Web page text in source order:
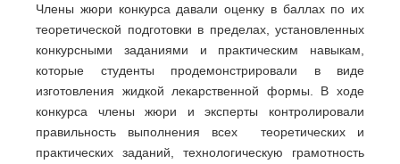
Члены жюри конкурса давали оценку в баллах по их
теоретической подготовки в пределах, установленных
конкурсными заданиями и практическим навыкам,
которые студенты продемонстрировали в виде
изготовления жидкой лекарственной формы. В ходе
конкурса члены жюри и эксперты контролировали
правильность выполнения всех теоретических и
практических заданий, технологическую грамотность